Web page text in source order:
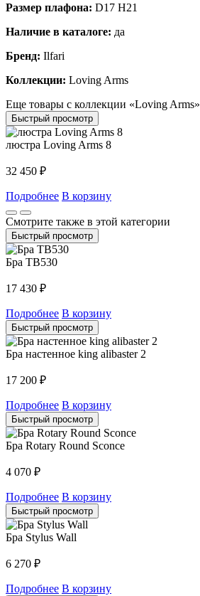
Размер плафона: D17 H21
Наличие в каталоге: да
Бренд: Ilfari
Коллекции: Loving Arms
Еще товары с коллекции «Loving Arms»
Быстрый просмотр
люстра Loving Arms 8
32 450 ₽
Подробнее В корзину
Смотрите также в этой категории
Быстрый просмотр
Бра TB530
17 430 ₽
Подробнее В корзину
Быстрый просмотр
Бра настенное king alibaster 2
17 200 ₽
Подробнее В корзину
Быстрый просмотр
Бра Rotary Round Sconce
4 070 ₽
Подробнее В корзину
Быстрый просмотр
Бра Stylus Wall
6 270 ₽
Подробнее В корзину